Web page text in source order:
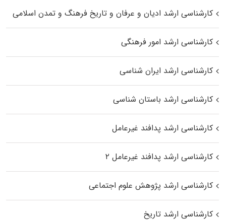
کارشناسی ارشد ادیان و عرفان و تاریخ فرهنگ و تمدن اسلامی
کارشناسی ارشد امور فرهنگی
کارشناسی ارشد ایران شناسی
کارشناسی ارشد باستان شناسی
کارشناسی ارشد پدافند غیرعامل
کارشناسی ارشد پدافند غیرعامل ۲
کارشناسی ارشد پژوهش علوم اجتماعی
کارشناسی ارشد تاریخ